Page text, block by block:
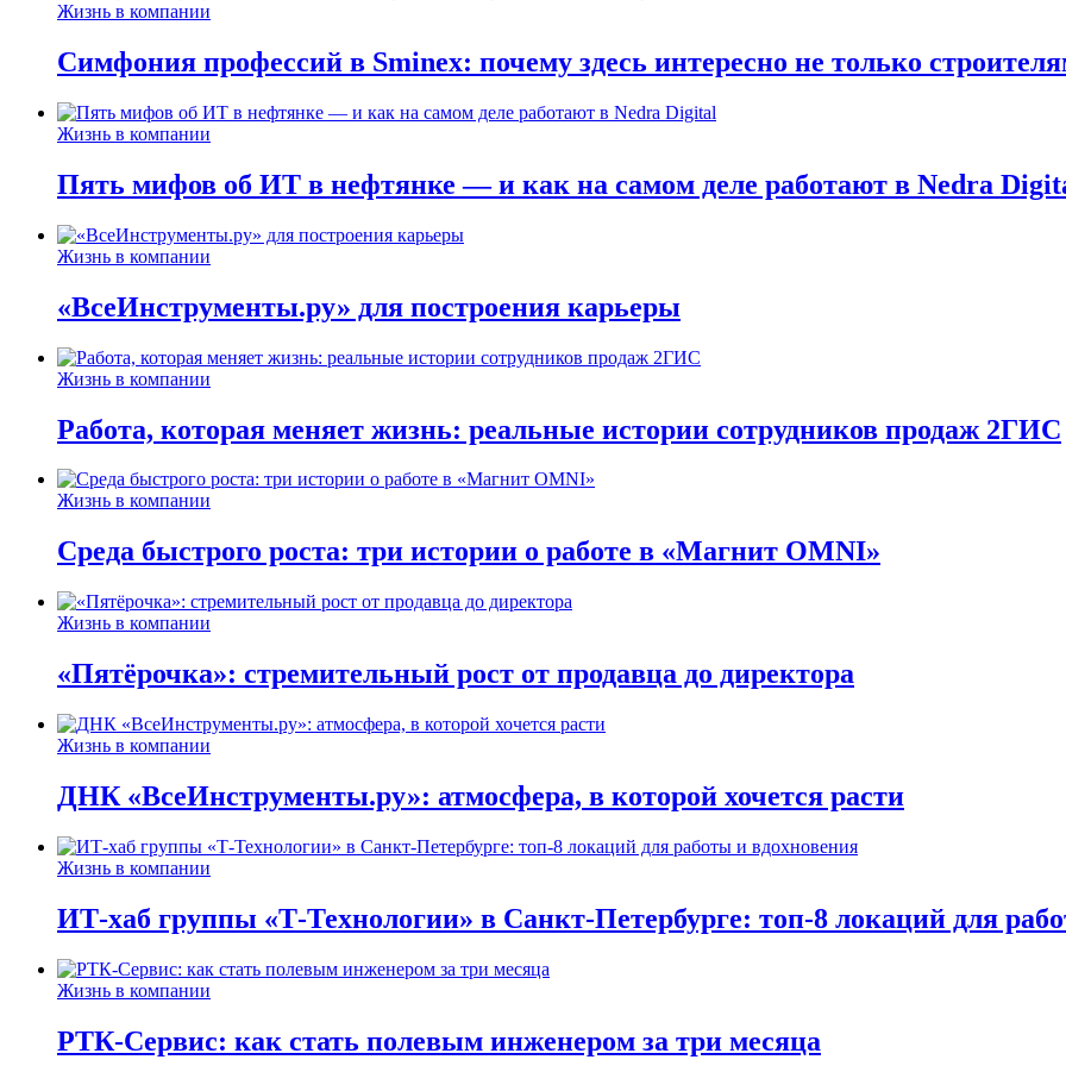
Жизнь в компании
Симфония профессий в Sminex: почему здесь интересно не только
Жизнь в компании
Пять мифов об ИТ в нефтянке — и как на самом деле работают в Nedra
Жизнь в компании
«ВсеИнструменты.ру» для построения карьеры
Жизнь в компании
Работа, которая меняет жизнь: реальные истории сотрудников продаж 2ГИС
Жизнь в компании
Среда быстрого роста: три истории о работе в «Магнит OMNI»
Жизнь в компании
«Пятёрочка»: стремительный рост от продавца до директора
Жизнь в компании
ДНК «ВсеИнструменты.ру»: атмосфера, в которой хочется расти
Жизнь в компании
ИТ-хаб группы «Т-Технологии» в Санкт-Петербурге: топ-8 локаций для
Жизнь в компании
РТК-Сервис: как стать полевым инженером за три месяца